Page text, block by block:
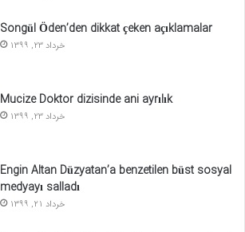
Songül Öden’den dikkat çeken açıklamalar
خرداد 23, 1399
Mucize Doktor dizisinde ani ayrılık
خرداد 23, 1399
Engin Altan Düzyatan’a benzetilen büst sosyal
medyayı salladı
خرداد 21, 1399